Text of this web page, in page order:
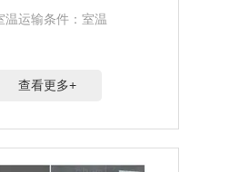
温运输条件：室温
查看更多+